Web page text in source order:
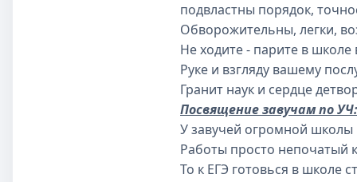
подвластны порядок,
Обворожительны, легки,
Не ходите - парите в школе
Руке и взгляду вашему
Гранит наук и сердце
Посвящение завучам по УЧ:
У завучей огромной
Работы просто непочатый
То к ЕГЭ готовься в школе